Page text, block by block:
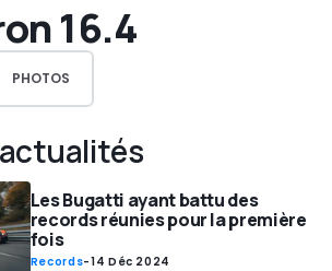
16.4
PHOTOS
Les Bugatti ayant battu des
records réunies pour la première
fois
Records-14 Déc 2024